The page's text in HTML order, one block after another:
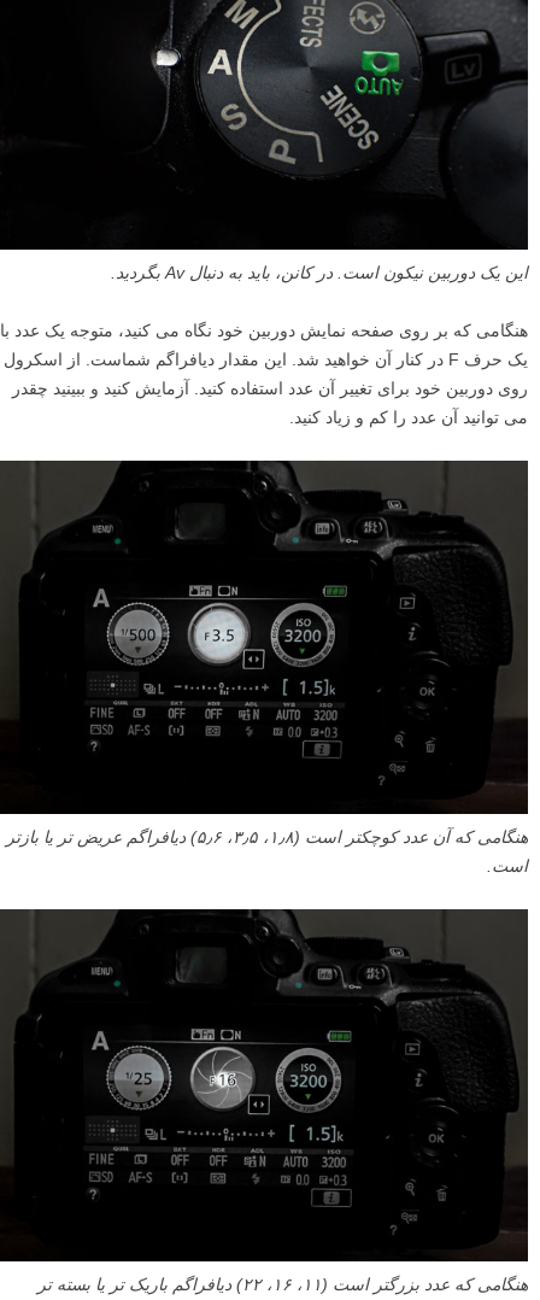
این یک دوربین نیکون است. در کانن، باید به دنبال Av بگردید.
هنگامی که بر روی صفحه نمایش دوربین خود نگاه می کنید، متوجه یک عدد با
یک حرف F در کنار آن خواهید شد. این مقدار دیافراگم شماست. از اسکرول
روی دوربین خود برای تغییر آن عدد استفاده کنید. آزمایش کنید و ببینید چقدر
می توانید آن عدد را کم و زیاد کنید.
هنگامی که آن عدد کوچکتر است (۱٫۸، ۳٫۵، ۵٫۶) دیافراگم عریض تر یا بازتر
است.
هنگامی که عدد بزرگتر است (۱۱، ۱۶، ۲۲) دیافراگم باریک تر یا بسته تر